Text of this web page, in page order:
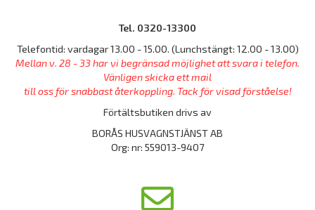
Tel. 0320-13300
Telefontid: vardagar 13.00 - 15.00. (Lunchstängt: 12.00 - 13.00)
Mellan v. 28 - 33 har vi begränsad möjlighet att svara i telefon.
Vänligen skicka ett mail
till oss för snabbast återkoppling. Tack för visad förståelse!
Förtältsbutiken drivs av
BORÅS HUSVAGNSTJÄNST AB
Org: nr: 559013-9407